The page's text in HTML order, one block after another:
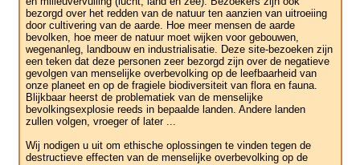
bezorgd over het redden van de natuur ten aanzien van uitroeiing
door cultivering van de aarde. Hoe meer mensen de aarde
bevolken, hoe meer de natuur moet wijken voor gebouwen,
wegenanleg, landbouw en industrialisatie. Deze site-bezoeken zijn
een teken dat deze personen zeer bezorgd zijn over de negatieve
gevolgen van menselijke overbevolking op de leefbaarheid van
onze planeet en op de fragiele biodiversiteit van flora en fauna.
Blijkbaar heerst de problematiek van de menselijke
bevolkingsexplosie reeds in bepaalde landen. Andere landen
zullen volgen, vroeger of later ...
Wij nodigen u uit om ethische oplossingen te vinden tegen de
destructieve effecten van de menselijke overbevolking op de